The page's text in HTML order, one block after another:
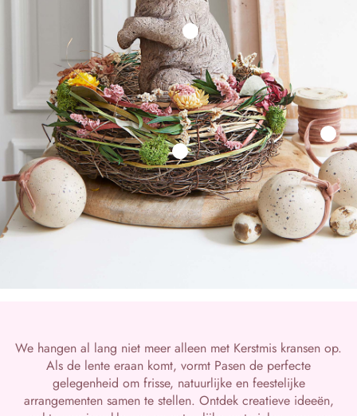
We hangen al lang niet meer alleen met Kerstmis kransen op.
Als de lente eraan komt, vormt Pasen de perfecte
gelegenheid om frisse, natuurlijke en feestelijke
arrangementen samen te stellen. Ontdek creatieve ideeën,